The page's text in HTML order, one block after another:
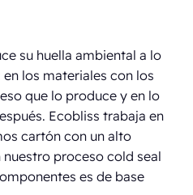
su huella ambiental a lo
los materiales con los
que lo produce y en lo
Ecobliss trabaja en
cartón con un alto
proceso cold seal
es de base